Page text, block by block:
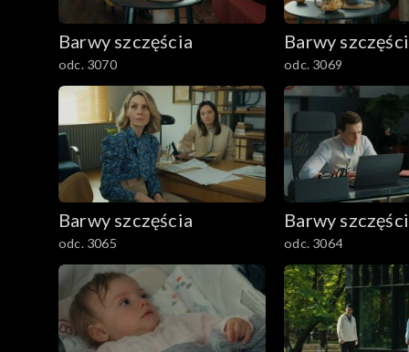
782–800
Barwy szczęścia
odc. 3070
Barwy
odc. 3069
Barwy szczęścia
odc. 3065
Barwy
odc. 3064